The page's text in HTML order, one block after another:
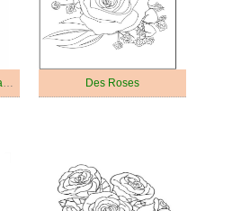
Fleur Rose Pour Les Enfants De 6 An Des Roses